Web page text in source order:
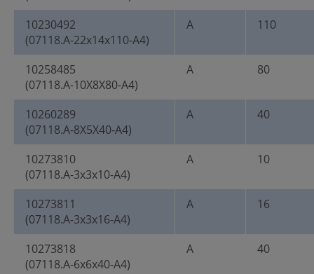
10230492
(07118.A-22x14x110-A4)
A 110
10258485
(07118.A-10X8X80-A4)
A 80
10260289
(07118.A-8X5X40-A4)
A 40
10273810
(07118.A-3x3x10-A4)
A 10
10273811
(07118.A-3x3x16-A4)
A 16
10273818
(07118.A-6x6x40-A4)
A 40